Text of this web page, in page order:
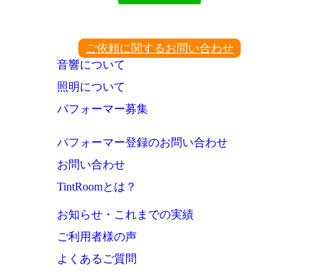
ご依頼に関するお問い合わせ
音響について
照明について
パフォーマー募集
パフォーマー登録のお問い合わせ
お問い合わせ
TintRoomとは？
お知らせ・これまでの実績
ご利用者様の声
よくあるご質問